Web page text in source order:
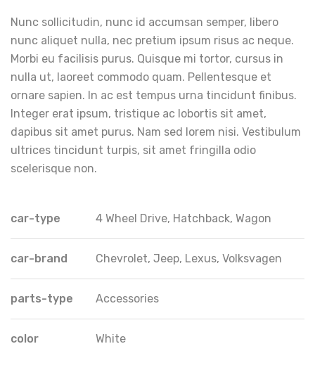
Nunc sollicitudin, nunc id accumsan semper, libero
nunc aliquet nulla, nec pretium ipsum risus ac neque.
Morbi eu facilisis purus. Quisque mi tortor, cursus in
nulla ut, laoreet commodo quam. Pellentesque et
ornare sapien. In ac est tempus urna tincidunt finibus.
Integer erat ipsum, tristique ac lobortis sit amet,
dapibus sit amet purus. Nam sed lorem nisi. Vestibulum
ultrices tincidunt turpis, sit amet fringilla odio
scelerisque non.
car-type 4 Wheel Drive, Hatchback, Wagon
car-brand Chevrolet, Jeep, Lexus, Volksvagen
parts-type Accessories
color White